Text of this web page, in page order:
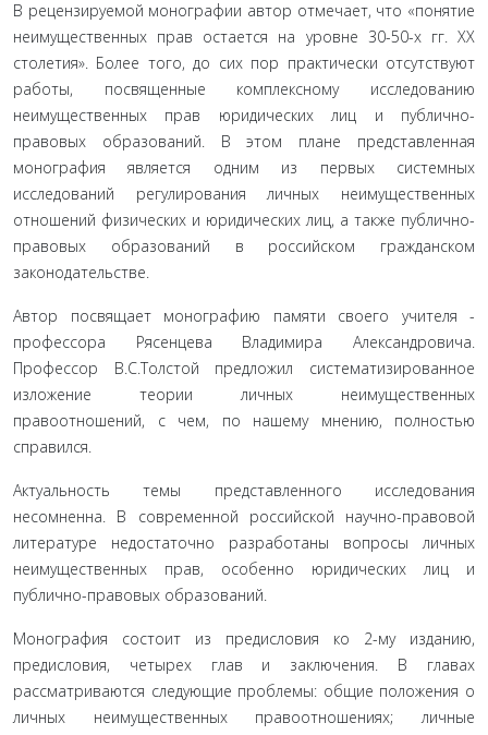
В рецензируемой монографии автор отмеча­ет, что «понятие
неимущественных прав остается на уровне 30-50-х гг. XX
столетия». Более того, до сих пор практически отсутствуют
работы, посвященные комплексному исследованию
неимущественных прав юридических лиц и публично-
правовых образова­ний. В этом плане представленная
монография яв­ляется одним из первых системных
исследований ре­гулирования личных неимущественных
отношений физических и юридических лиц, а также публично­
правовых образований в российском гражданском
законодательстве.
Автор посвящает монографию памяти своего учителя -
профессора Рясенцева Владимира Алек­сандровича.
Профессор В.С.Толстой предложил си­стематизированное
изложение теории личных неи­мущественных
правоотношений, с чем, по нашему мнению, полностью
справился.
Актуальность темы представленного исследо­вания
несомненна. В современной российской науч­но-правовой
литературе недостаточно разработаны вопросы личных
неимущественных прав, особенно юридических лиц и
публично-правовых образо­ваний.
Монография состоит из предисловия ко 2-му изданию,
предисловия, четырех глав и заключения. В главах
рассматриваются следующие проблемы: об­щие положения о
личных неимущественных право­отношениях; личные